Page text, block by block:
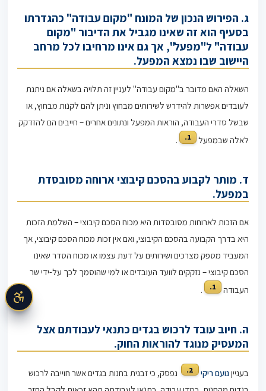
ג. הפירוש הנכון של המונח "מקום עבודה" כהגדרתו
בסעיף הוא זה שאינו מגביל את הדיבור "מקום
עבודה" ל"מפעל", אך גם אינו מרחיבו לכל מרחב
היישוב שבו נמצא המפעל.
השאלה האם מדובר ב"מקום עבודה" לעניין זה תלויה בשאלה אם ניתנת
לעובדים אפשרות להידרש לשירותים מבחוץ וניתן להם לקנות מבחוץ, או
שבשל סדרי העבודה, הוראות המפעל ונתונים אחרים – חייבים הם להזדקק
לאלה שבמפעל
1.
.
ד. מותר לקבוע בהסכם קיבוצי ארוחה מסובסדת
במפעל.
אם הזכות לארוחות מסובסדות היא מכוח הסכם קיבוצי – השלמת הזכות
היא בדרך הקבועה בהסכם הקיבוצי, ואם אין זכות מכוח הסכם קיבוצי, אך
המעביד מספק מצרכים ושירותים על דעת עצמו או מכוח הסדר שאינו
הסכם קיבוצי – נזקקים לוועד העובדים או למי שהוסמך לכך על-ידי שר
העבודה
1.
.
ה. חיוב עובד לרכוש בגדים כתנאי לעבודתם אצל
המעסיק מנוגד להוראות החוק.
בענייןנועם ריקי 2.
נפסק, כי זבנית בחנות בגדים אשר חוייבה לרכוש